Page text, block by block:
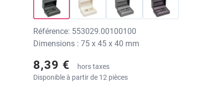
Référence: 553029.00100100
Dimensions : 75 x 45 x 40 mm
8,39 €
hors taxes
Disponible à partir de 12 pièces